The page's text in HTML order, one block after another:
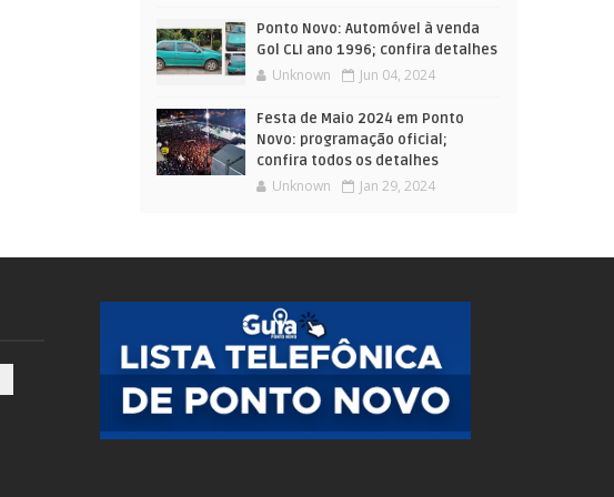
Ponto Novo: Automóvel à venda
Gol CLI ano 1996; confira detalhes
Unknown Jun 04, 2024
Festa de Maio 2024 em Ponto
Novo: programação oficial;
confira todos os detalhes
Unknown Jan 29, 2024